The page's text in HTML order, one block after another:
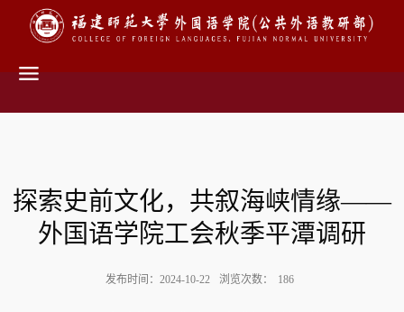
探索史前文化，共叙海峡情缘——
外国语学院工会秋季平潭调研
发布时间：2024-10-22 浏览次数： 186